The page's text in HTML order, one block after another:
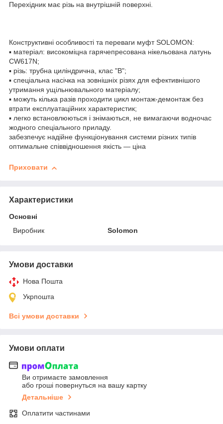
Перехідник має різь на внутрішній поверхні.
Конструктивні особливості та переваги муфт SOLOMON:
▪ матеріал: високоміцна гарячепресована нікельована латунь
CW617N;
▪ різь: трубна циліндрична, клас "В";
▪ спеціальна насічка на зовнішніх різях для ефективнішого
утримання ущільнювального матеріалу;
▪ можуть кілька разів проходити цикл монтаж-демонтаж без
втрати експлуатаційних характеристик;
▪ легко встановлюються і знімаються, не вимагаючи водночас
жодного спеціального приладу.
забезпечує надійне функціонування системи різних типів
оптимальне співвідношення якість — ціна
Приховати
Характеристики
Основні
Виробник
Solomon
Умови доставки
Нова Пошта
Укрпошта
Всі умови доставки
Умови оплати
Ви отримаєте замовлення
або гроші повернуться на вашу картку
Детальніше
Оплатити частинами